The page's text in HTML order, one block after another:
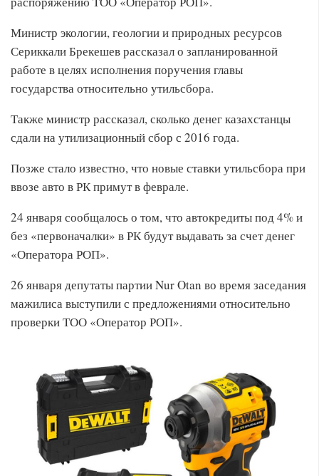
Министр экологии, геологии и природных ресурсов
Сериккали Брекешев рассказал о запланированной
работе в целях исполнения поручения главы
государства относительно утильсбора.
Также министр рассказал, сколько денег казахстанцы
сдали на утилизационный сбор с 2016 года.
Позже стало известно, что новые ставки утильсбора при
ввозе авто в РК примут в феврале.
24 января сообщалось о том, что автокредиты под 4% и
без «первоначалки» в РК будут выдавать за счет денег
«Оператора РОП».
26 января депутаты партии Nur Otan во время заседания
мажилиса выступили с предложениями относительно
проверки ТОО «Оператор РОП».